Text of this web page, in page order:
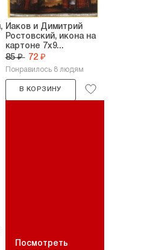
Иаков и Димитрий
Ростовский, икона на
картоне 7х9...
85 ₽ 72 ₽
Понравилось 8 людям
В КОРЗИНУ
Посмотреть